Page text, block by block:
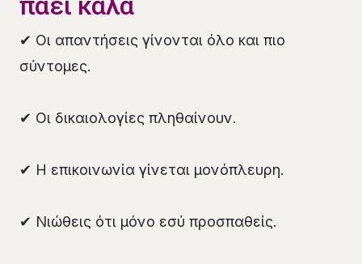
✔ Οι απαντήσεις γίνονται όλο και πιο
σύντομες.
✔ Οι δικαιολογίες πληθαίνουν.
✔ Η επικοινωνία γίνεται μονόπλευρη.
✔ Νιώθεις ότι μόνο εσύ προσπαθείς.